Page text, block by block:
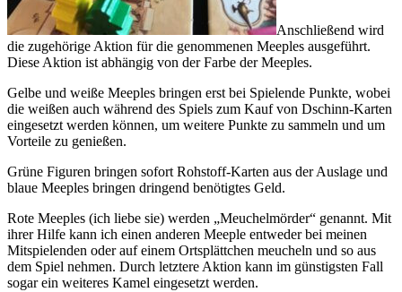
Anschließend wird
die zugehörige Aktion für die genommenen Meeples ausgeführt.
Diese Aktion ist abhängig von der Farbe der Meeples.
Gelbe und weiße Meeples bringen erst bei Spielende Punkte, wobei
die weißen auch während des Spiels zum Kauf von Dschinn-Karten
eingesetzt werden können, um weitere Punkte zu sammeln und um
Vorteile zu genießen.
Grüne Figuren bringen sofort Rohstoff-Karten aus der Auslage und
blaue Meeples bringen dringend benötigtes Geld.
Rote Meeples (ich liebe sie) werden „Meuchelmörder“ genannt. Mit
ihrer Hilfe kann ich einen anderen Meeple entweder bei meinen
Mitspielenden oder auf einem Ortsplättchen meucheln und so aus
dem Spiel nehmen. Durch letztere Aktion kann im günstigsten Fall
sogar ein weiteres Kamel eingesetzt werden.